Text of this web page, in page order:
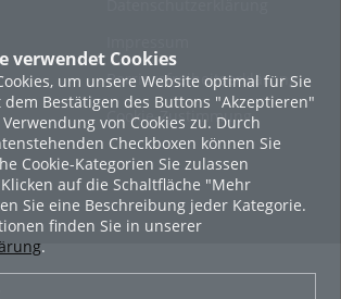
verwendet Cookies
um unsere Website optimal für Sie
Bestätigen des Buttons "Akzeptieren"
von Cookies zu. Durch
Checkboxen können Sie
Cookie-Kategorien Sie zulassen
auf die Schaltfläche "Mehr
Sie eine Beschreibung jeder Kategorie.
finden Sie in unserer
.
Barrierefreiheitserklärung
Cookie-Zustimmung